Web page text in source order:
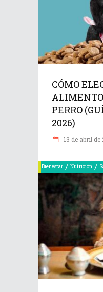
CÓMO
PERRO
2026)
13 de abril de
Bienestar / Nutrición /